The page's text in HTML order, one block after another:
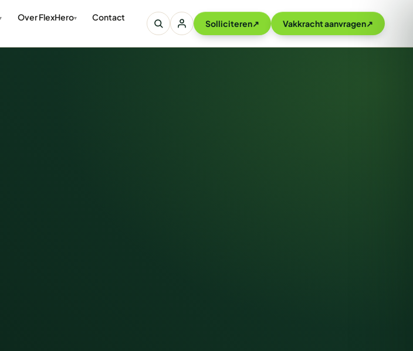
Over FlexHero Contact
Solliciteren↗ Vakkracht aanvragen↗